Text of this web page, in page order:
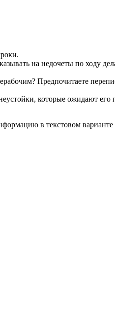
на недочеты по ходу
Предпочитаете
которые ожидают
в текстовом